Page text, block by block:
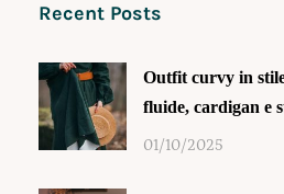
Recent Posts
Outfit curvy in
fluide, cardigan e
01/10/2025